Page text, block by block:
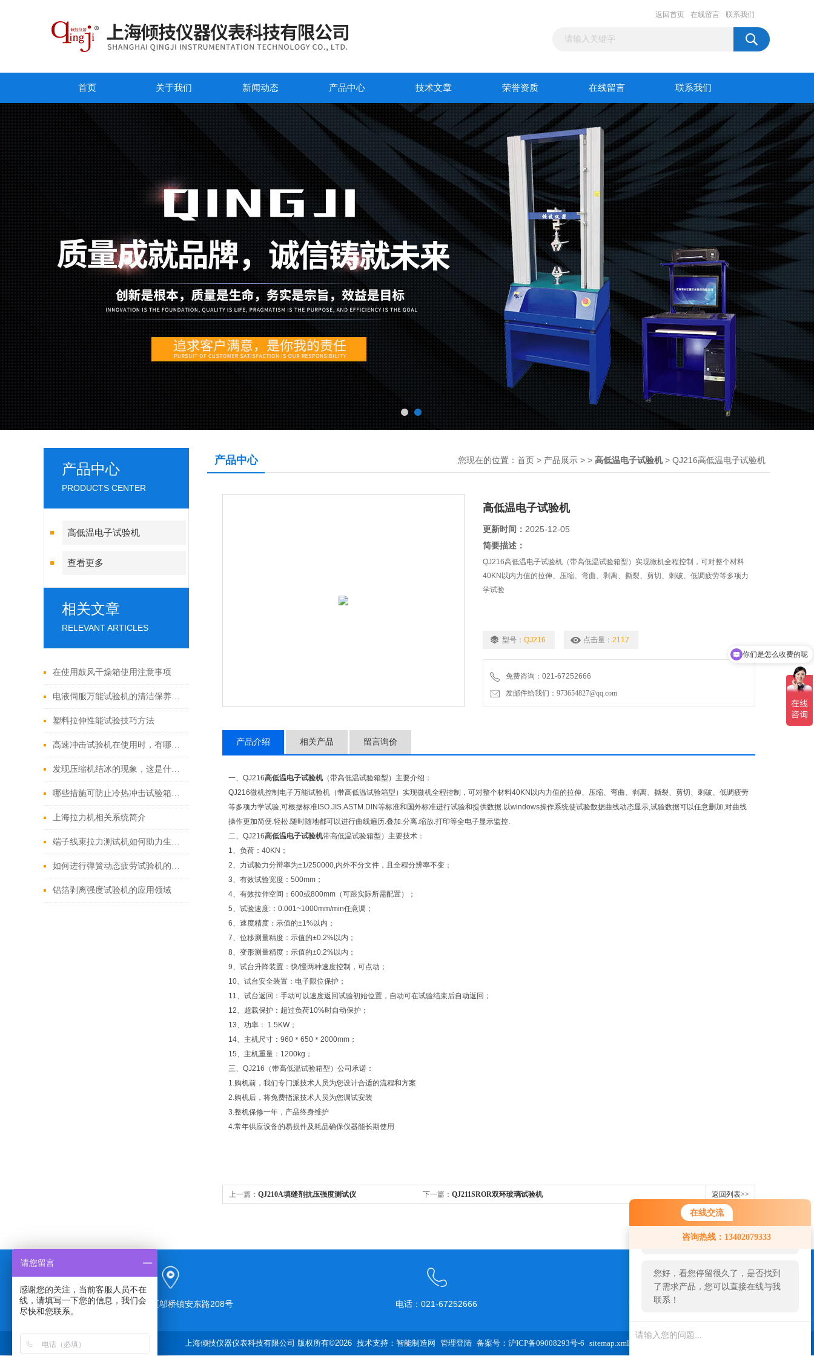
在线交流
咨询热线：13402079333
您好！欢迎前来咨询，很高兴为您
服务，请问您要咨询什么问题呢？
您好，看您停留很久了，是否找到
了需求产品，您可以直接在线与我
联系！
返回首页 在线留言 联系我们
首页 关于我们 新闻动态 产品中心 技术文章 荣誉资质 在线留言 联系我们
产品中心
PRODUCTS CENTER
高低温电子试验机
查看更多
相关文章
RELEVANT ARTICLES
在使用鼓风干燥箱使用注意事项
电液伺服万能试验机的清洁保养怎么做？
塑料拉伸性能试验技巧方法
高速冲击试验机在使用时，有哪些注意的地方
发现压缩机结冰的现象，这是什么原因造成的呢？
哪些措施可防止冷热冲击试验箱漏电？
上海拉力机相关系统简介
端子线束拉力测试机如何助力生产良率提升？
如何进行弹簧动态疲劳试验机的日常维护和保养？
铝箔剥离强度试验机的应用领域
产品中心 您现在的位置： 首页 > 产品展示 > > 高低温电子试验机> QJ216高低温电子试验机
高低温电子试验机
更新时间： 2025-12-05
简要描述：
QJ216高低温电子试验机（带高低温试验箱型）实现微机全程控制，可对整个材料
40KN以内力值的拉伸、压缩、弯曲、剥离、撕裂、剪切、刺破、低调疲劳等多项力
学试验
型号： QJ216 点击量： 2117
免费咨询：021-67252666
发邮件给我们：973654827@qq.com
产品介绍 相关产品 留言询价
一、QJ216高低温电子试验机（带高低温试验箱型）主要介绍：
QJ216微机控制电子万能试验机（带高低温试验箱型）实现微机全程控制，可对整个材料40KN以内力值的拉伸、压缩、弯曲、剥离、撕裂、剪切、刺破、低调疲劳
等多项力学试验,可根据标准ISO.JIS.ASTM.DIN等标准和国外标准进行试验和提供数据.以windows操作系统使试验数据曲线动态显示,试验数据可以任意删加,对曲线
操作更加简便.轻松.随时随地都可以进行曲线遍历.叠加.分离.缩放.打印等全电子显示监控.
二、QJ216高低温电子试验机带高低温试验箱型）主要技术：
1、负荷：40KN；
2、力试验力分辩率为±1/250000,内外不分文件，且全程分辨率不变；
3、有效试验宽度：500mm；
4、有效拉伸空间：600或800mm（可跟实际所需配置）；
5、试验速度:：0.001~1000mm/min任意调；
6、速度精度：示值的±1%以内；
7、位移测量精度：示值的±0.2%以内；
8、变形测量精度：示值的±0.2%以内；
9、试台升降装置：快/慢两种速度控制，可点动；
10、试台安全装置：电子限位保护；
11、试台返回：手动可以速度返回试验初始位置，自动可在试验结束后自动返回；
12、超载保护：超过负荷10%时自动保护；
13、功率： 1.5KW；
14、主机尺寸：960＊650＊2000mm；
15、主机重量：1200kg；
三、QJ216 （带高低温试验箱型）公司承诺：
1.购机前，我们专门派技术人员为您设计合适的流程和方案
2.购机后，将免费指派技术人员为您调试安装
3.整机保修一年，产品终身维护
4.常年供应设备的易损件及耗品确保仪器能长期使用
上一篇： QJ210A填缝剂抗压强度测试仪 下一篇： QJ211SROR双环玻璃试验机 返回列表>>
上海市奉贤区邬桥镇安东路208号 电话：021-67252666 973654827@qq.com
上海倾技仪器仪表科技有限公司 版权所有©2026 技术支持： 智能制造网 管理登陆 备案号：沪ICP备09008293号-6 sitemap.xml
现在有优惠活动吗
请您留言
感谢您的关注，当前客服人员不在
线，请填写一下您的信息，我们会
尽快和您联系。